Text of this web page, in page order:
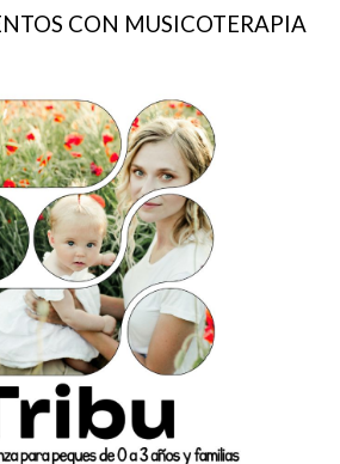
CON MUSICOTERAPIA